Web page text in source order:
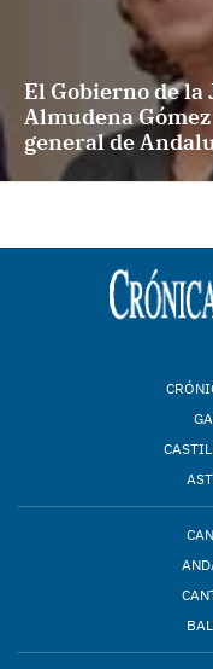
El Gobierno de
Almudena
general de